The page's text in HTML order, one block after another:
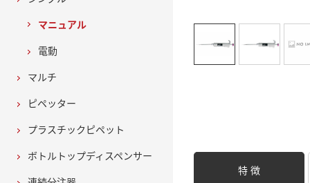
特 徴
マニュアル
電動
マルチ
ピペッター
プラスチックピペット
ボトルトップディスペンサー